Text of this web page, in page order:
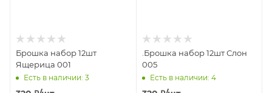
Брошка набор 12шт
Ящерица 001
Есть в наличии: 3
.Брошка набор 12шт Слон
005
Есть в наличии: 4